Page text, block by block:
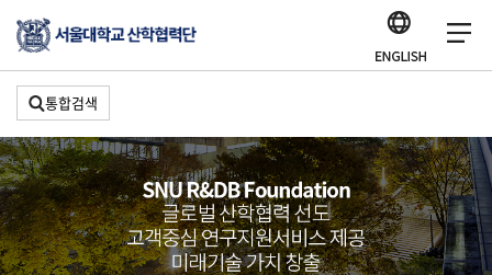
통합검색